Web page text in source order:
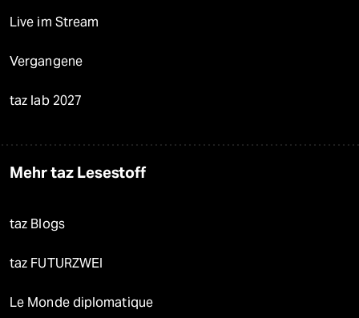
Live im Stream
Vergangene
taz lab 2027
Mehr taz Lesestoff
taz Blogs
taz FUTURZWEI
Le Monde diplomatique